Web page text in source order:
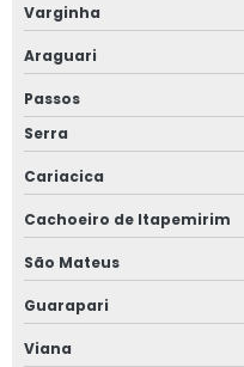
Inspeção de tubulações
Inspeção de tubulações
Inspeção em caldeiras
Inspeção em caldeiras e
Inspeção em tubulações
Inspeção em tubulações
Inspeção em tubulações
Varginha
Araguari
Passos
Serra
Cariacica
Cachoeiro de Itapemirim
São Mateus
Guarapari
Viana